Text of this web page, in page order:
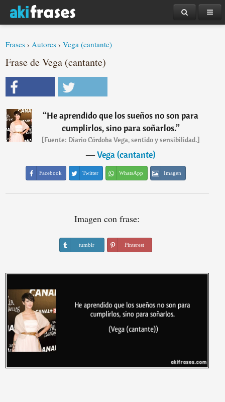
Frases ›Autores ›Vega (cantante)
Frase de Vega (cantante)
“He aprendido que los sueños no son para
cumplirlos, sino para soñarlos.”
[Fuente: Diario Córdoba Vega, sentido y sensibilidad.]
―Vega (cantante)
Facebook Twitter WhatsApp Imagen
Imagen con frase:
tumblr Pinterest